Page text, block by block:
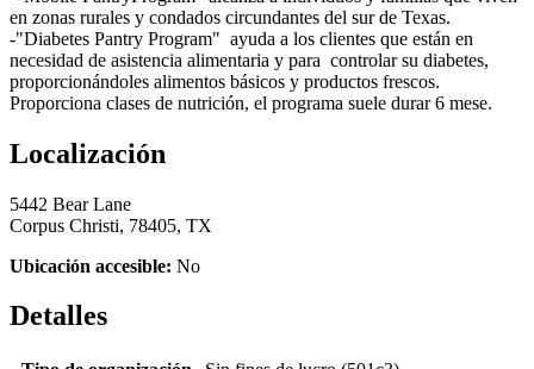
en zonas rurales y condados circundantes del sur de Texas.
-"Diabetes Pantry Program" ayuda a los clientes que están en
necesidad de asistencia alimentaria y para controlar su diabetes,
proporcionándoles alimentos básicos y productos frescos.
Proporciona clases de nutrición, el programa suele durar 6 mese.
Localización
5442 Bear Lane
Corpus Christi, 78405, TX
Ubicación accesible: No
Detalles